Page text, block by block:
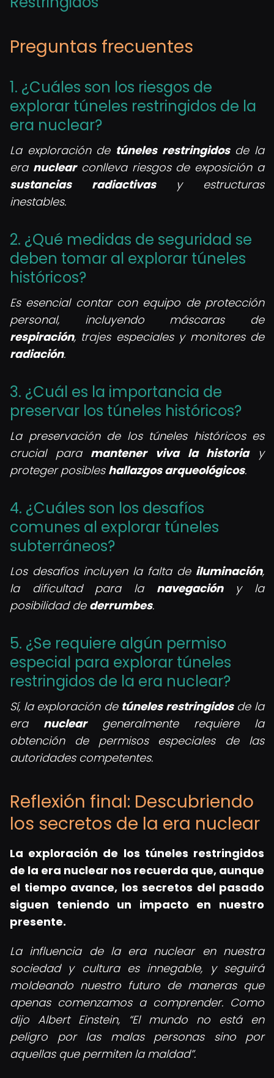
Preguntas frecuentes
1. ¿Cuáles son los riesgos de
explorar túneles restringidos de la
era nuclear?
La exploración de túneles restringidosde la
era nuclearconlleva riesgos de exposición a
sustancias radiactivasy estructuras
inestables.
2. ¿Qué medidas de seguridad se
deben tomar al explorar túneles
históricos?
Es esencial contar con equipo de protección
personal, incluyendo máscaras de
respiración, trajes especiales y monitores de
radiación.
3. ¿Cuál es la importancia de
preservar los túneles históricos?
La preservación de los túneles históricos es
crucial para mantener viva la historiay
proteger posibles hallazgos arqueológicos.
4. ¿Cuáles son los desafíos
comunes al explorar túneles
subterráneos?
Los desafíos incluyen la falta de iluminación,
la dificultad para la navegacióny la
posibilidad de derrumbes.
5. ¿Se requiere algún permiso
especial para explorar túneles
restringidos de la era nuclear?
Sí, la exploración de túneles restringidosde la
era nucleargeneralmente requiere la
obtención de permisos especiales de las
autoridades competentes.
Reflexión final: Descubriendo
los secretos de la era nuclear
La exploración de los túneles restringidos
de la era nuclear nos recuerda que, aunque
el tiempo avance, los secretos del pasado
siguen teniendo un impacto en nuestro
presente.
La influencia de la era nuclear en nuestra
sociedad y cultura es innegable, y seguirá
moldeando nuestro futuro de maneras que
apenas comenzamos a comprender. Como
dijo Albert Einstein,
El mundo no está en
peligro por las malas personas sino por
aquellas que permiten la maldad .